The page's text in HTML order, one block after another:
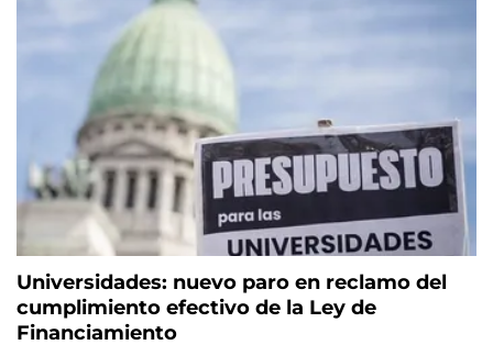
Universidades: nuevo paro en reclamo del
cumplimiento efectivo de la Ley de
Financiamiento